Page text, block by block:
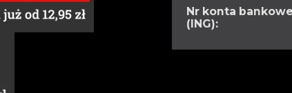
Nr konta
(ING):